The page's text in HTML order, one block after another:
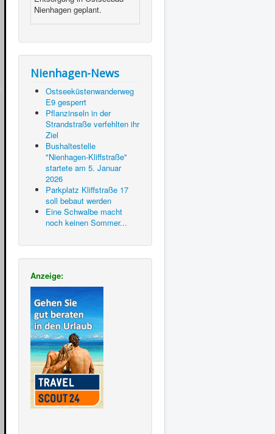
Nienhagen geplant.
Nienhagen-News
Ostseeküstenwanderweg
E9 gesperrt
Pflanzinseln in der
Strandstraße verfehlten ihr
Ziel
Bushaltestelle
"Nienhagen-Kliffstraße"
startete am 5. Januar
2026
Parkplatz Kliffstraße 17
soll bebaut werden
Eine Schwalbe macht
noch keinen Sommer...
Anzeige: